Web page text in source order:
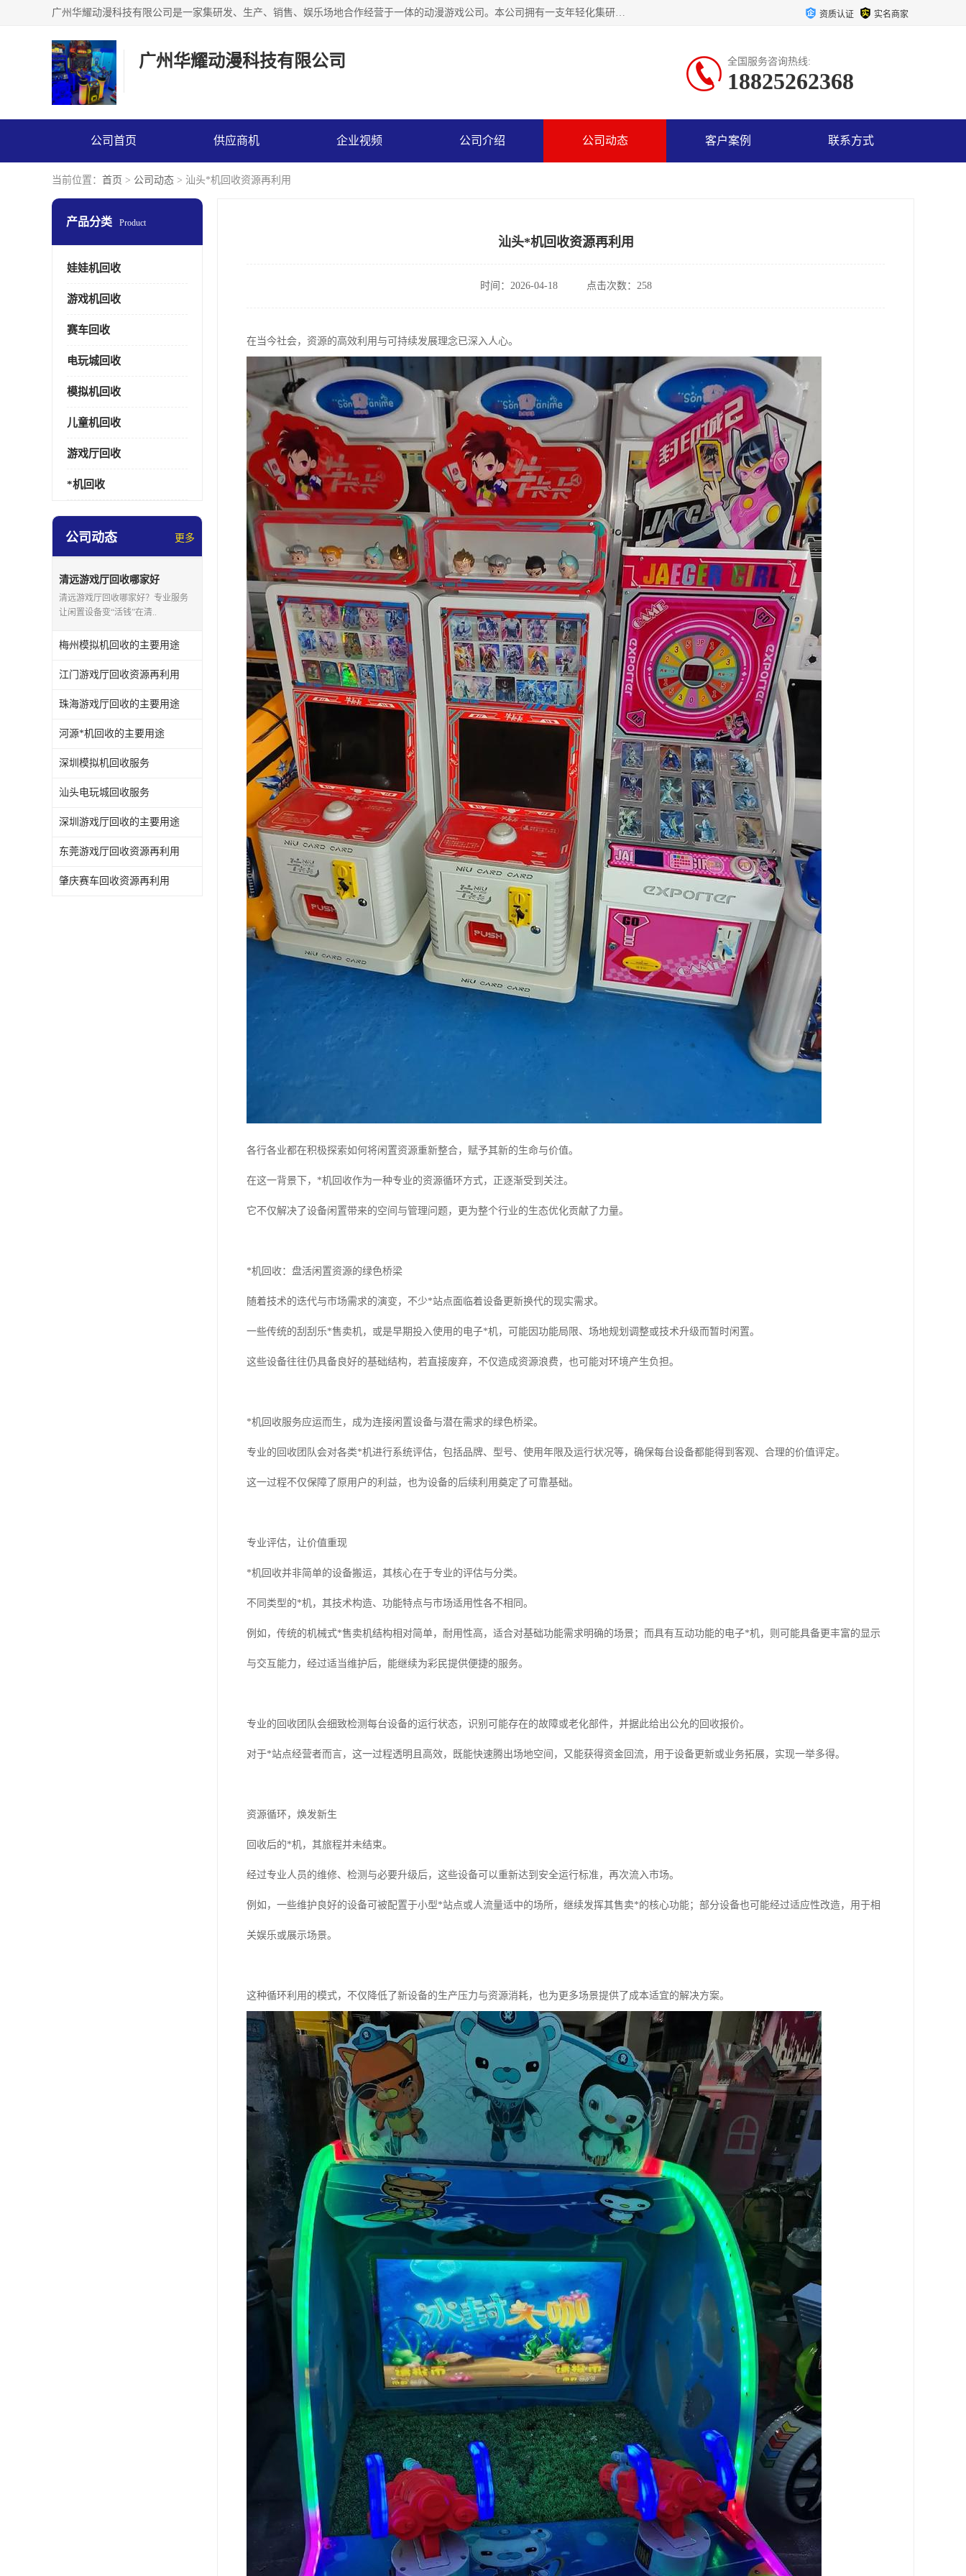
广州华耀动漫科技有限公司是一家集研发、生产、销售、娱乐场地合作经营于一体的动漫游戏公司。本公司拥有一支年轻化集研发生产到售后服务的队伍，及时地为客户提供、赚钱的产品。本公司以雄厚的实力、合理的价格、优良的服务与多家企业建立了长期的合作关系。热诚欢迎各界前来参观、考察、洽谈业务。目前公司经营的产品有：各种捕渔游戏机系列，大型模拟机系列、轮盘机系列、连线机系列、框体机系列、玛莉机系列等。 资质认证 实名商家
广州华耀动漫科技有限公司 全国服务咨询热线:
18825262368
公司首页 供应商机 企业视频 公司介绍 公司动态 客户案例 联系方式
当前位置： 首页 > 公司动态 > 汕头*机回收资源再利用
产品分类 Product
娃娃机回收
游戏机回收
赛车回收
电玩城回收
模拟机回收
儿童机回收
游戏厅回收
*机回收
公司动态 更多
清远游戏厅回收哪家好
清远游戏厅回收哪家好？专业服务
让闲置设备变“活钱”在清..
梅州模拟机回收的主要用途
江门游戏厅回收资源再利用
珠海游戏厅回收的主要用途
河源*机回收的主要用途
深圳模拟机回收服务
汕头电玩城回收服务
深圳游戏厅回收的主要用途
东莞游戏厅回收资源再利用
肇庆赛车回收资源再利用
汕头*机回收资源再利用
时间：2026-04-18 点击次数：258
在当今社会，资源的高效利用与可持续发展理念已深入人心。
各行各业都在积极探索如何将闲置资源重新整合，赋予其新的生命与价值。
在这一背景下，*机回收作为一种专业的资源循环方式，正逐渐受到关注。
它不仅解决了设备闲置带来的空间与管理问题，更为整个行业的生态优化贡献了力量。
*机回收：盘活闲置资源的绿色桥梁
随着技术的迭代与市场需求的演变，不少*站点面临着设备更新换代的现实需求。
一些传统的刮刮乐*售卖机，或是早期投入使用的电子*机，可能因功能局限、场地规划调整或技术升级而暂时闲置。
这些设备往往仍具备良好的基础结构，若直接废弃，不仅造成资源浪费，也可能对环境产生负担。
*机回收服务应运而生，成为连接闲置设备与潜在需求的绿色桥梁。
专业的回收团队会对各类*机进行系统评估，包括品牌、型号、使用年限及运行状况等，确保每台设备都能得到客观、合理的价值评定。
这一过程不仅保障了原用户的利益，也为设备的后续利用奠定了可靠基础。
专业评估，让价值重现
*机回收并非简单的设备搬运，其核心在于专业的评估与分类。
不同类型的*机，其技术构造、功能特点与市场适用性各不相同。
例如，传统的机械式*售卖机结构相对简单，耐用性高，适合对基础功能需求明确的场景；而具有互动功能的电子*机，则可能具备更丰富的显示
与交互能力，经过适当维护后，能继续为彩民提供便捷的服务。
专业的回收团队会细致检测每台设备的运行状态，识别可能存在的故障或老化部件，并据此给出公允的回收报价。
对于*站点经营者而言，这一过程透明且高效，既能快速腾出场地空间，又能获得资金回流，用于设备更新或业务拓展，实现一举多得。
资源循环，焕发新生
回收后的*机，其旅程并未结束。
经过专业人员的维修、检测与必要升级后，这些设备可以重新达到安全运行标准，再次流入市场。
例如，一些维护良好的设备可被配置于小型*站点或人流量适中的场所，继续发挥其售卖*的核心功能；部分设备也可能经过适应性改造，用于相
关娱乐或展示场景。
这种循环利用的模式，不仅降低了新设备的生产压力与资源消耗，也为更多场景提供了成本适宜的解决方案。